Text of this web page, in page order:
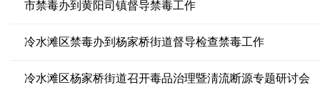
市禁毒办到黄阳司镇督导禁毒工作
冷水滩区禁毒办到杨家桥街道督导检查禁毒工作
冷水滩区杨家桥街道召开毒品治理暨淸流断源专题研讨会